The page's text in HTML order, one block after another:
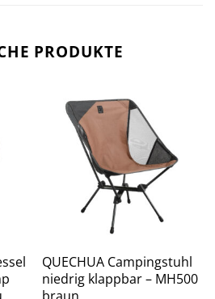
PRODUKTE
QUECHUA Campingstuhl
niedrig klappbar – MH500